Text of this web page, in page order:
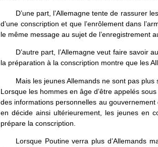
D’une part, l’Allemagne tente de rassurer
d’une conscription et que l’enrôlement dans
le même message au sujet de l’enregistrement
D’autre part, l’Allemagne veut faire savoir
la préparation à la conscription montre que les
Mais les jeunes Allemands ne sont pas
Lorsque les hommes en âge d’être appelés
des informations personnelles au
en décide ainsi ultérieurement, les jeunes en
prépare la conscription.
Lorsque Poutine verra plus d’Allemands